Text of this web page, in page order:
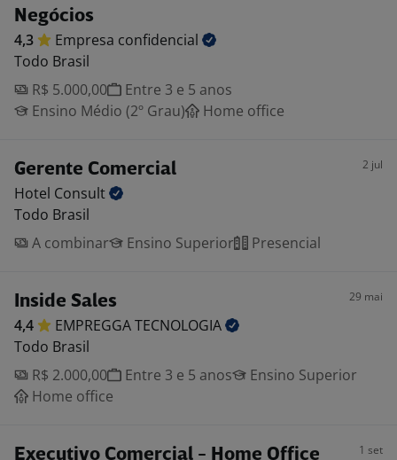
Negócios
4,3 Empresa confidencial
Todo Brasil
R$ 5.000,00
Entre 3 e 5 anos
Ensino Médio (2º Grau)
Home office
Gerente Comercial 2 jul
Hotel Consult
Todo Brasil
A combinar
Ensino Superior Presencial
Inside Sales 29 mai
4,4 EMPREGGATECNOLOGIA
Todo Brasil
R$ 2.000,00
Entre 3 e 5 anos
Ensino Superior
Home office
Executivo Comercial - Home Office 1 set